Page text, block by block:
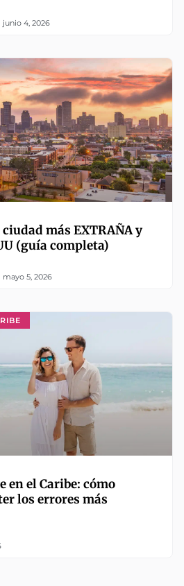
junio 4, 2026
más EXTRAÑA y
(guía completa)
mayo 5, 2026
el Caribe: cómo
los errores más